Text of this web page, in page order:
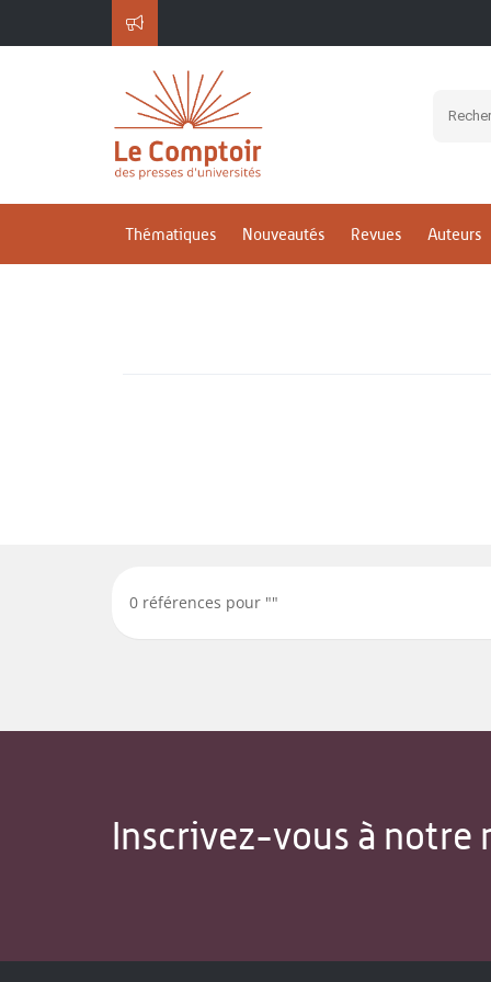
Thématiques Nouveautés Revues Auteurs
0 références pour ""
Inscrivez-vous à notre